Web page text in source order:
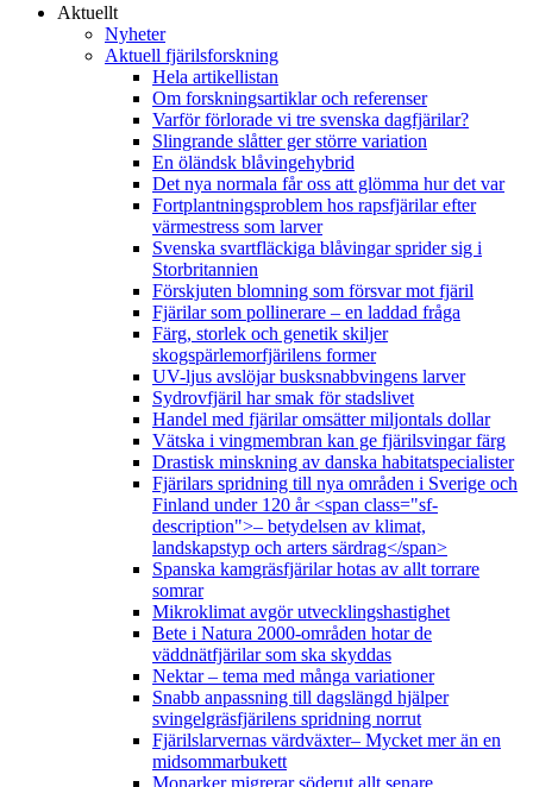
Aktuellt
Nyheter
Aktuell fjärilsforskning
Hela artikellistan
Om forskningsartiklar och referenser
Varför förlorade vi tre svenska dagfjärilar?
Slingrande slåtter ger större variation
En öländsk blåvingehybrid
Det nya normala får oss att glömma hur det var
Fortplantningsproblem hos rapsfjärilar efter
värmestress som larver
Svenska svartfläckiga blåvingar sprider sig i
Storbritannien
Förskjuten blomning som försvar mot fjäril
Fjärilar som pollinerare – en laddad fråga
Färg, storlek och genetik skiljer
skogspärlemorfjärilens former
UV-ljus avslöjar busksnabbvingens larver
Sydrovfjäril har smak för stadslivet
Handel med fjärilar omsätter miljontals dollar
Vätska i vingmembran kan ge fjärilsvingar färg
Drastisk minskning av danska habitatspecialister
Fjärilars spridning till nya områden i Sverige och
Finland under 120 år <span class="sf-
description">– betydelsen av klimat,
landskapstyp och arters särdrag</span>
Spanska kamgräsfjärilar hotas av allt torrare
somrar
Mikroklimat avgör utvecklingshastighet
Bete i Natura 2000-områden hotar de
väddnätfjärilar som ska skyddas
Nektar – tema med många variationer
Snabb anpassning till dagslängd hjälper
svingelgräsfjärilens spridning norrut
Fjärilslarvernas värdväxter– Mycket mer än en
midsommarbukett
Monarker migrerar söderut allt senare